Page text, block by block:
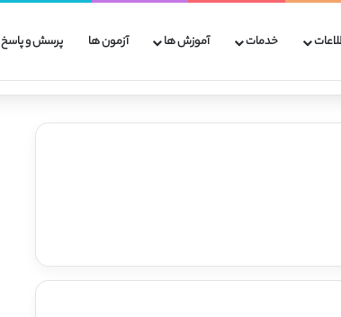
خدمات آموزش ها آزمون ها پرسش و پاسخ